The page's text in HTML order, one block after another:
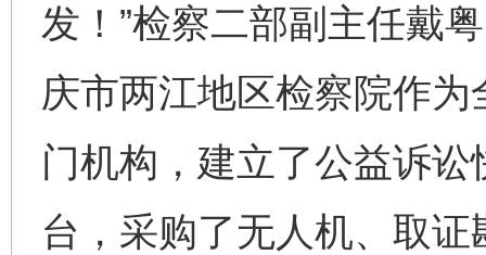
发！”检察二部副主任戴
庆市两江地区检察院作
门机构，建立了公益诉
台，采购了无人机、取